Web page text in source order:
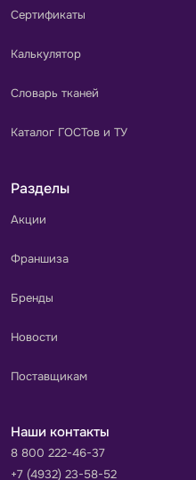
Сертификаты
Калькулятор
Словарь тканей
Каталог ГОСТов и ТУ
Разделы
Акции
Франшиза
Бренды
Новости
Поставщикам
Наши контакты
8 800 222-46-37
+7 (4932) 23-58-52